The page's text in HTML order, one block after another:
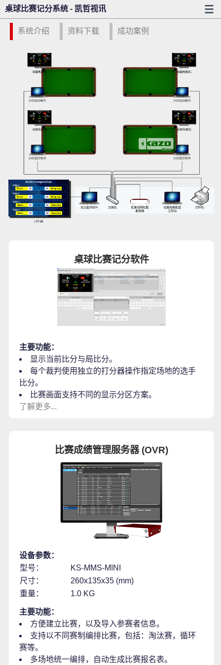
桌球比赛记分系统 - 凯哲视讯
系统介绍 资料下载 成功案例
桌球比赛记分软件
主要功能：
显示当前比分与局比分。
每个裁判使用独立的打分器操作指定场地的选手
比分。
比赛画面支持不同的显示分区方案。
了解更多...
比赛成绩管理服务器 (OVR)
设备参数：
型号：
KS-MMS-MINI
尺寸：
260x135x35 (mm)
重量：
1.0 KG
主要功能：
方便建立比赛，以及导入参赛者信息。
支持以不同赛制编排比赛，包括：淘汰赛，循环
赛等。
多场地统一编排，自动生成比赛报名表。